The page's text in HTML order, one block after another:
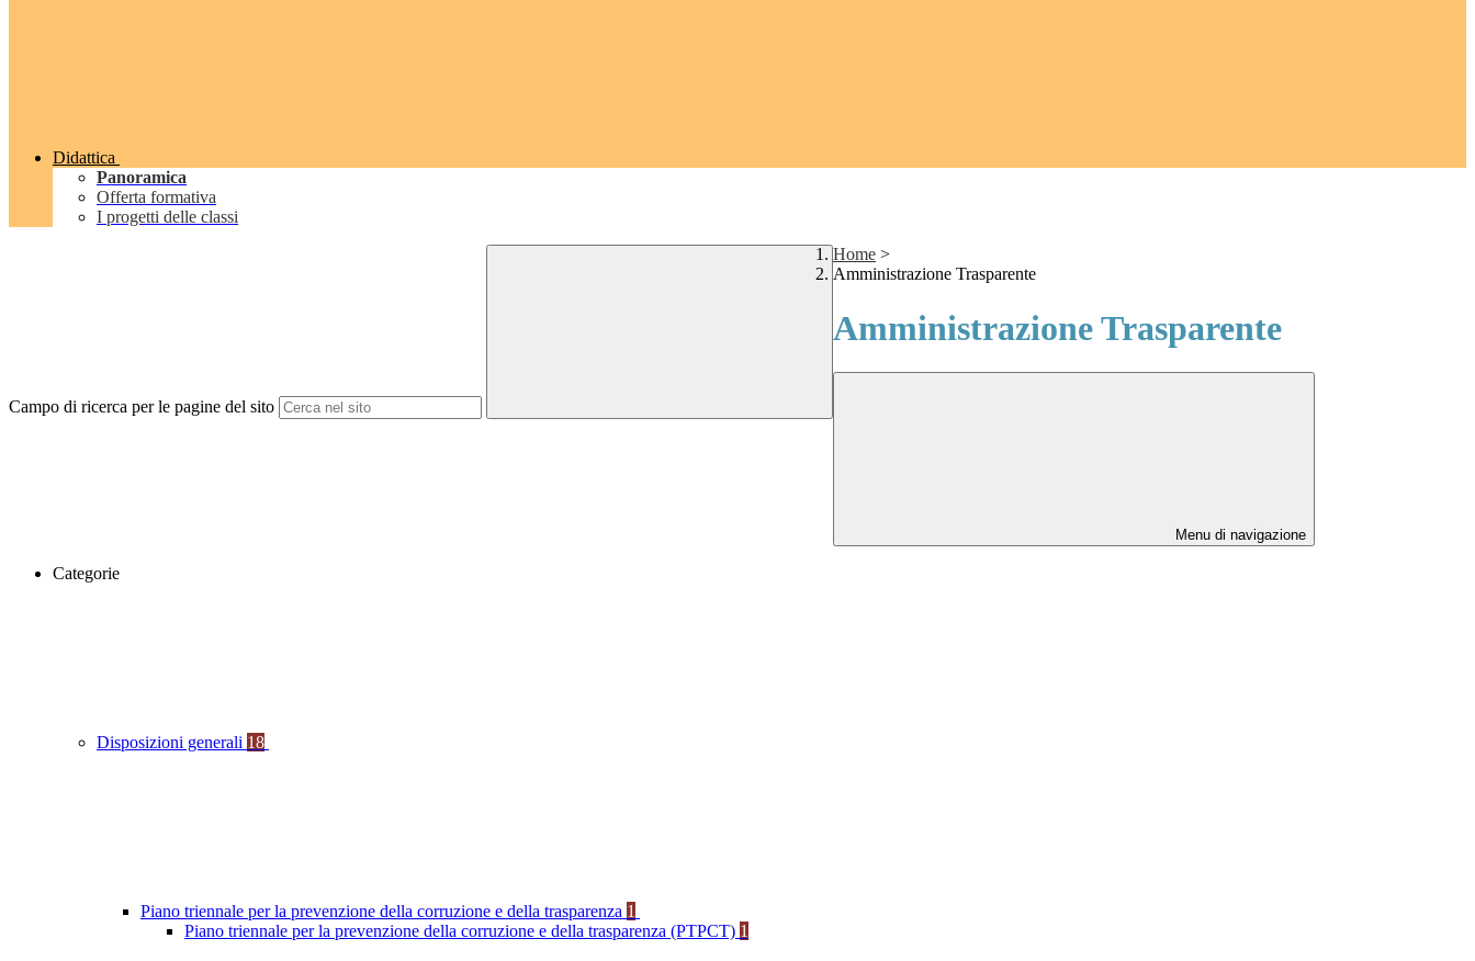
Didattica
Panoramica
Offerta formativa
I progetti delle classi
Campo di ricerca per le pagine del sito
Home >
Amministrazione Trasparente
Amministrazione Trasparente
Menu di navigazione
Categorie
Disposizioni generali 18
Piano triennale per la prevenzione della corruzione e della trasparenza 1
Piano triennale per la prevenzione della corruzione e della trasparenza (PTPCT) 1